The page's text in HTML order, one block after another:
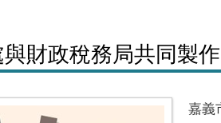
財政稅務局共同製
嘉義